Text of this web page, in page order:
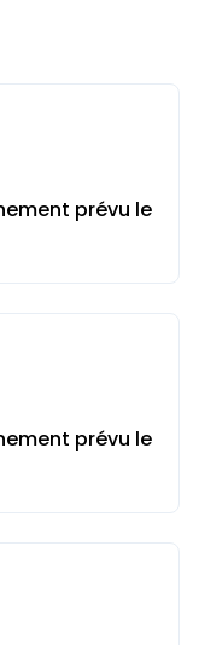
prévu le
prévu le